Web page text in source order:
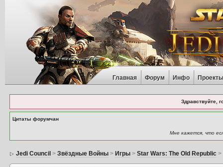
Главная Форум Инфо
Здравствуйте,
Цитаты форумчан
Мне кажется, что
Jedi Council >Звёздные Войны > Игры >Star Wars: The Old Republic >